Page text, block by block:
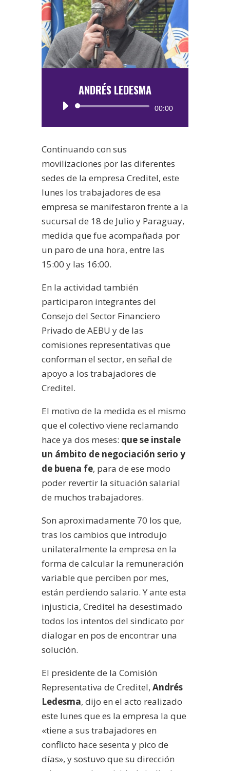
ANDRÉS LEDESMA
Reproductor
00:00
Continuando con sus
movilizaciones por las diferentes
sedes de la empresa Creditel, este
lunes los trabajadores de esa
empresa se manifestaron frente a la
sucursal de 18 de Julio y Paraguay,
medida que fue acompañada por
un paro de una hora, entre las
15:00 y las 16:00.
En la actividad también
participaron integrantes del
Consejo del Sector Financiero
Privado de AEBU y de las
comisiones representativas que
conforman el sector, en señal de
apoyo a los trabajadores de
Creditel.
El motivo de la medida es el mismo
que el colectivo viene reclamando
hace ya dos meses: que se instale
un ámbito de negociación serio y
de buena fe, para de ese modo
poder revertir la situación salarial
de muchos trabajadores.
Son aproximadamente 70 los que,
tras los cambios que introdujo
unilateralmente la empresa en la
forma de calcular la remuneración
variable que perciben por mes,
están perdiendo salario. Y ante esta
injusticia, Creditel ha desestimado
todos los intentos del sindicato por
dialogar en pos de encontrar una
solución.
El presidente de la Comisión
Representativa de Creditel, Andrés
Ledesma, dijo en el acto realizado
este lunes que es la empresa la que
«tiene a sus trabajadores en
conflicto hace sesenta y pico de
días», y sostuvo que su dirección